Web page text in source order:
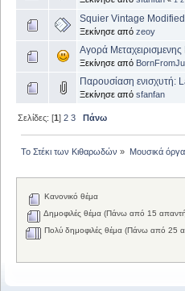
Squier Vintage
Ξεκίνησε από zeoy
Αγορά Μεταχειρισμενης
Ξεκίνησε από
Παρουσίαση ενισχυτή:
Ξεκίνησε από sfanfan
Σελίδες: [1]2 3 Πάνω
Το Στέκι των Κιθαρωδών » Μουσικά
Κανονικό θέμα
Δημοφιλές θέμα (Πάνω από 15
Πολύ δημοφιλές θέμα (Πάνω από 25